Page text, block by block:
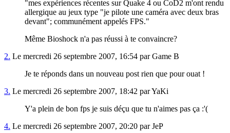
"mes expériences récentes sur Quake 4 ou CoD2 m'ont rendu
allergique au jeux type "je pilote une caméra avec deux bras
devant"; communément appelés FPS."
Même Bioshock n'a pas réussi à te convaincre?
2. Le mercredi 26 septembre 2007, 16:54 par Game B
Je te réponds dans un nouveau post rien que pour ouat !
3. Le mercredi 26 septembre 2007, 18:42 par YaKi
Y'a plein de bon fps je suis déçu que tu n'aimes pas ça :'(
4. Le mercredi 26 septembre 2007, 20:20 par JeP